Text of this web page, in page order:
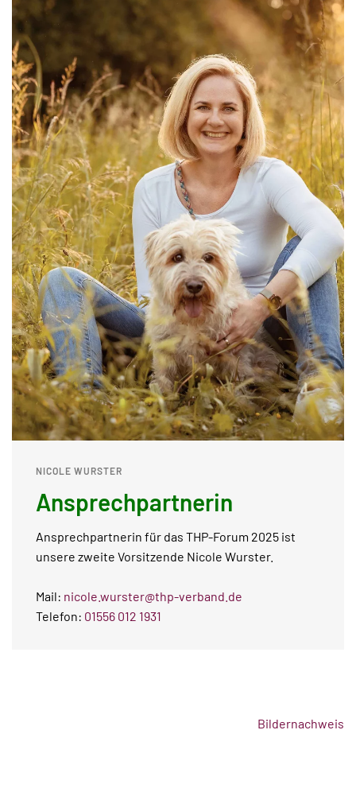
NICOLE WURSTER
Ansprechpartnerin
Ansprechpartnerin für das THP-Forum 2025 ist
unsere zweite Vorsitzende Nicole Wurster.
Mail: nicole.wurster@thp-verband.de
Telefon: 01556 012 1931
Bildernachweis